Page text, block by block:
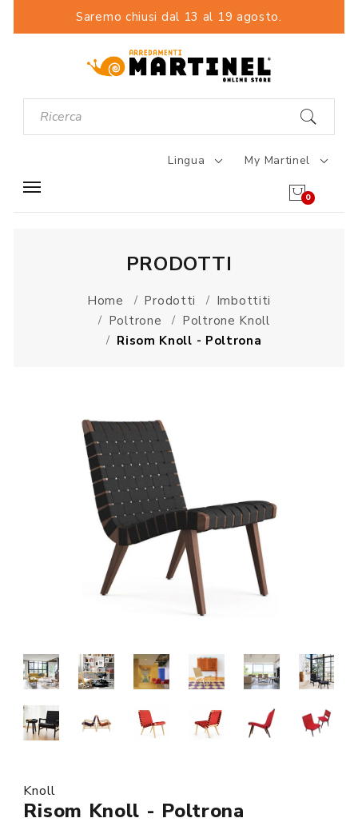
Saremo chiusi dal 13 al 19 agosto.
Lingua My Martinel
0
PRODOTTI
Home Prodotti
Imbottiti
Poltrone
Poltrone Knoll
Risom Knoll - Poltrona
Knoll
Risom Knoll - Poltrona